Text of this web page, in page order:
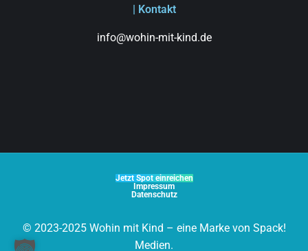
| Kontakt
info@wohin-mit-kind.de
© 2023-2025 Wohin mit Kind – eine Marke von Spack!
Medien.
Jetzt Spot einreichen
Impressum
Datenschutz